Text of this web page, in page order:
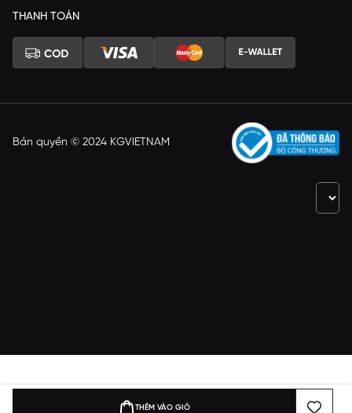
THÊM VÀO GIỎ
THANH TOÁN
Bản quyền © 2024 KGVIETNAM